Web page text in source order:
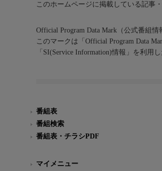
このホームページに掲載している記事
Official Program Data Mark（公式番組情
このマークは「Official Program Data
「SI(Service Information)情報」を利用
番組表
番組検索
番組表・チラシPDF
マイメニュー